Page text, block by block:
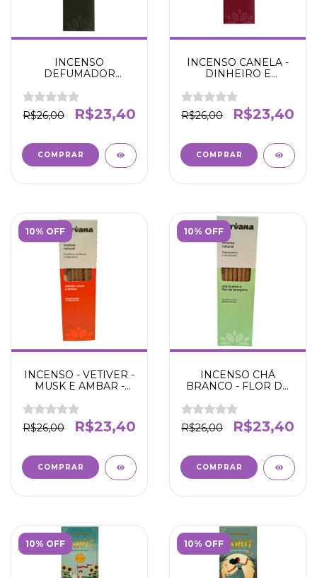
INCENSO
DEFUMADOR
DEFUMAÇÃO E
LIMPEZA E
PURIFICAÇÃO-
R$26,00 R$23,40
INCENSO CANELA -
DINHEIRO E
NIRVANA
R$26,00
R$23,40
10% OFF
INCENSO - VETIVER -
MUSK E AMBAR -
R$26,00 R$23,40
10% OFF
INCENSO CHÁ
BRANCO - FLOR DE
NIRVANA
R$26,00
R$23,40
10% OFF 10% OFF